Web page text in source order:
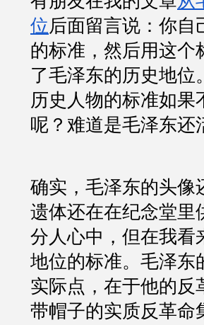
位后面留言说：你自
的标准，然后用这个
了毛泽东的历史地位
历史人物的标准如
呢？难道是毛泽东还
确实，毛泽东的头像
遗体还在在纪念堂里
分人心中，但在我看
地位的标准。毛泽东
实际点，在于他的反
带帽子的实质反革命